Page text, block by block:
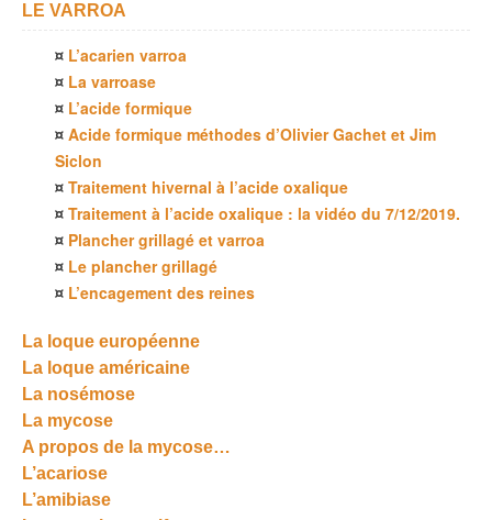
LE VARROA
¤ L’acarien varroa
¤ La varroase
¤ L’acide formique
¤ Acide formique méthodes d’Olivier Gachet et Jim
Siclon
¤ Traitement hivernal à l’acide oxalique
¤ Traitement à l’acide oxalique : la vidéo du 7/12/2019.
¤ Plancher grillagé et varroa
¤ Le plancher grillagé
¤ L’encagement des reines
La loque européenne
La loque américaine
La nosémose
La mycose
A propos de la mycose…
L’acariose
L’amibiase